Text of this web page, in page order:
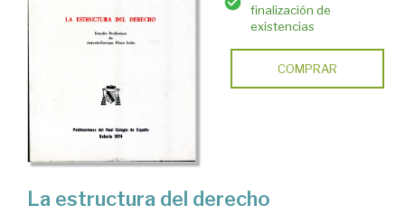
finalización de
existencias
COMPRAR
La estructura del derecho